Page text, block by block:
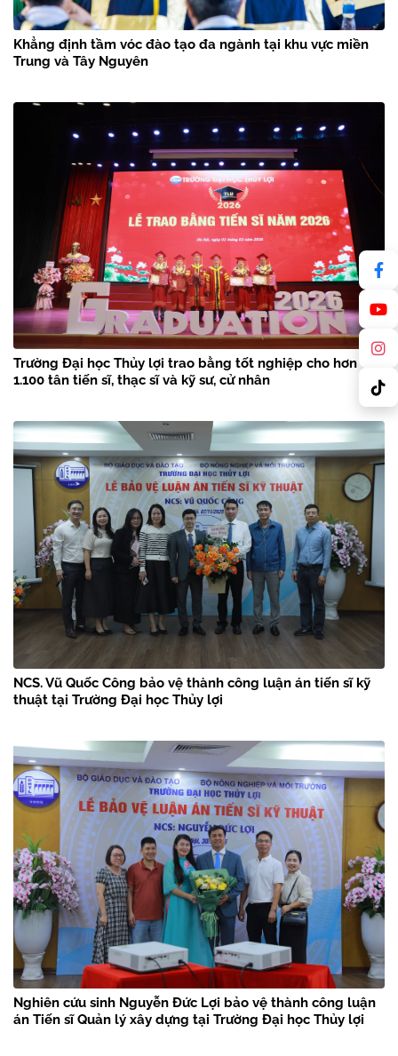
Khẳng định tầm vóc đào tạo đa ngành tại khu vực miền
Trung và Tây Nguyên
Trường Đại học Thủy lợi trao bằng tốt nghiệp cho hơn
1.100 tân tiến sĩ, thạc sĩ và kỹ sư, cử nhân
NCS. Vũ Quốc Công bảo vệ thành công luận án tiến sĩ kỹ
thuật tại Trường Đại học Thủy lợi
Nghiên cứu sinh Nguyễn Đức Lợi bảo vệ thành công luận
án Tiến sĩ Quản lý xây dựng tại Trường Đại học Thủy lợi